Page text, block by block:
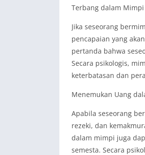
Terbang dalam Mimpi
Jika seseorang
pencapaian yang
pertanda bahwa
Secara psikologis,
keterbatasan dan
Menemukan Uang
Apabila seseorang
rezeki, dan
dalam mimpi juga
semesta. Secara